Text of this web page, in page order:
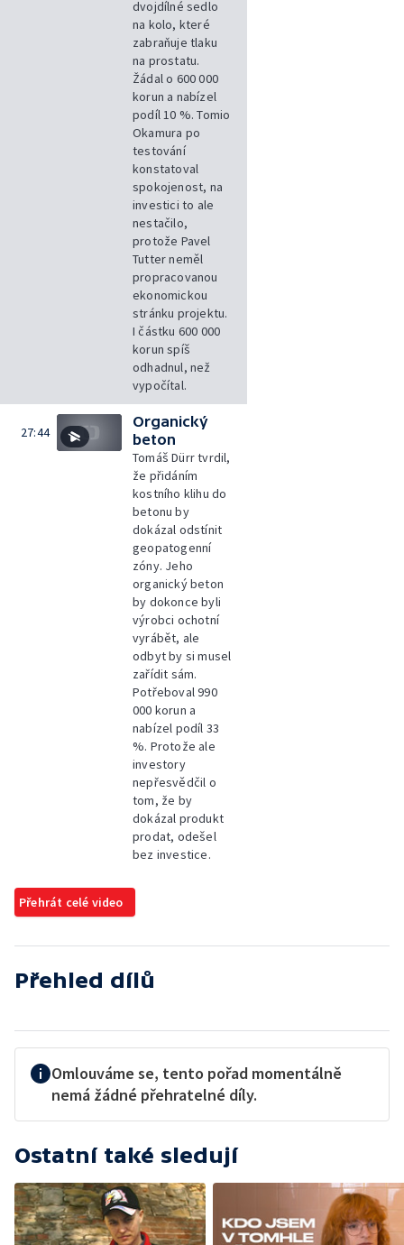
dvojdílné sedlo
na kolo, které
zabraňuje tlaku
na prostatu.
Žádal o 600 000
korun a nabízel
podíl 10 %. Tomio
Okamura po
testování
konstatoval
spokojenost, na
investici to ale
nestačilo,
protože Pavel
Tutter neměl
propracovanou
ekonomickou
stránku projektu.
I částku 600 000
korun spíš
odhadnul, než
vypočítal.
27:44
Organický
beton
Tomáš Dürr tvrdil,
že přidáním
kostního klihu do
betonu by
dokázal odstínit
geopatogenní
zóny. Jeho
organický beton
by dokonce byli
výrobci ochotní
vyrábět, ale
odbyt by si musel
zařídit sám.
Potřeboval 990
000 korun a
nabízel podíl 33
%. Protože ale
investory
nepřesvědčil o
tom, že by
dokázal produkt
prodat, odešel
bez investice.
Přehrát celé video
Přehled dílů
Omlouváme se, tento pořad momentálně
nemá žádné přehratelné díly.
Ostatní také sledují